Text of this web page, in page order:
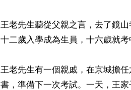
王老先生聽從父親之言，去了鏡
十二歲入學成為生員，十六歲就
王老先生有一個親戚，在京城擔
書，準備下一次考試。一天，王